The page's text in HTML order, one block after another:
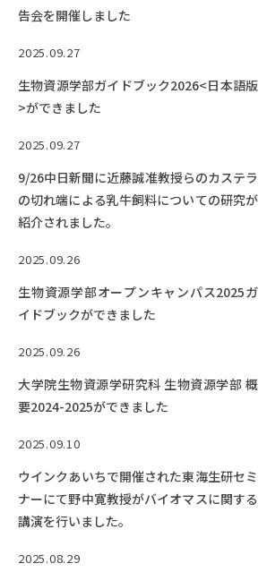
告会を開催しました
2025.09.27
生物資源学部ガイドブック2026<日本語版
>ができました
2025.09.27
9/26中日新聞に近藤誠准教授らのカステラ
の切れ端による乳牛飼料についての研究が
紹介されました。
2025.09.26
生物資源学部オープンキャンパス2025ガ
イドブックができました
2025.09.26
大学院生物資源学研究科 生物資源学部 概
要2024-2025ができました
2025.09.10
ウインクあいちで開催された東海生研セミ
ナーにて野中寛教授がバイオマスに関する
講演を行いました。
2025.08.29